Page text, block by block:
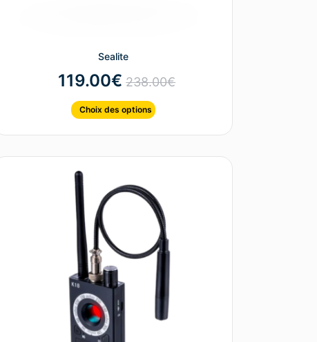
Sealite
238.00€
119.00€
Choix des options